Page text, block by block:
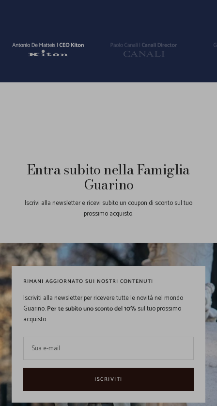
Vai
Vai
Entra subito nella Famiglia
Guarino
Iscrivi alla newsletter e ricevi subito un coupon di sconto sul tuo
prossimo acquisto.
RIMANI AGGIORNATO SUI NOSTRI CONTENUTI
Iscriviti alla newsletter per ricevere tutte le novità nel mondo
Guarino.Per te subito uno sconto del 10%sul tuo prossimo
acquisto
Sua e-mail
ISCRIVITI